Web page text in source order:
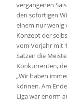
vergangenen
den sofortigen
einem nur wenig
Konzept der
vom Vorjahr mit
Sätzen die
Konkurrenten,
„Wir haben
können. Am
Liga war enorm